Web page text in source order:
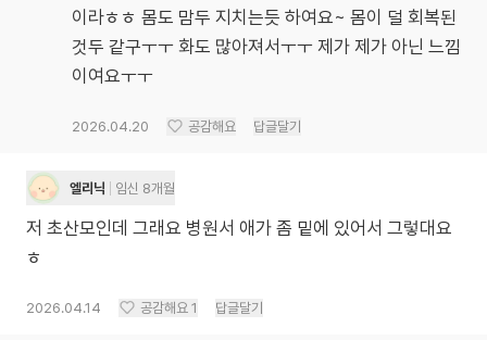
이라ㅎㅎ 몸도 맘두 지치는듯 하여요~ 몸이 덜 회복된
것두 같구ㅜㅜ 화도 많아져서ㅜㅜ 제가 제가 아닌 느낌
이여요ㅜㅜ
2026.04.20 공감해요 답글달기
엘리닉 임신 8개월
저 초산모인데 그래요 병원서 애가 좀 밑에 있어서 그렇대요
ㅎ
2026.04.14 공감해요 1 답글달기